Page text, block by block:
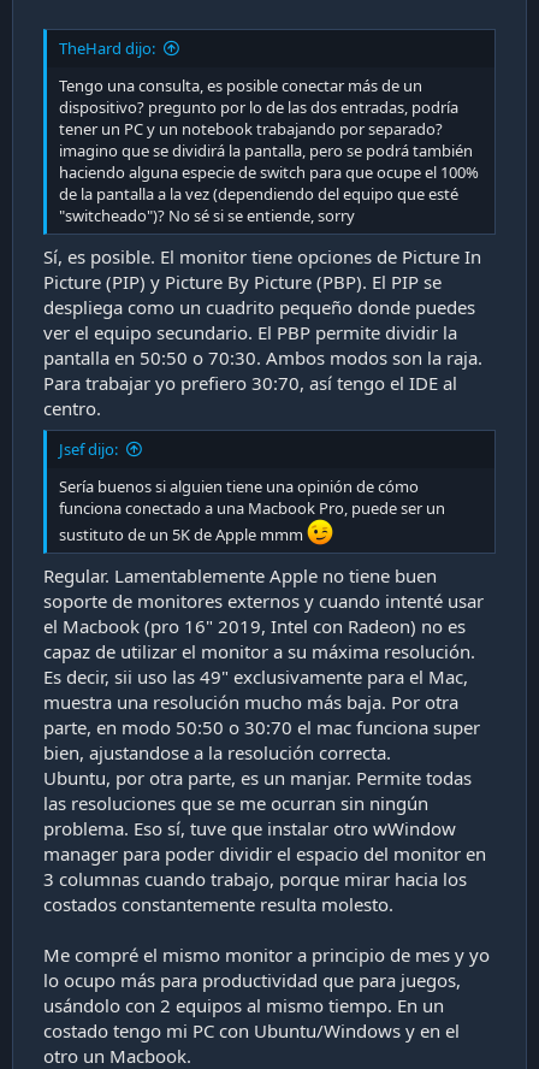
TheHard dijo:
Tengo una consulta, es posible conectar más de un
dispositivo? pregunto por lo de las dos entradas, podría
tener un PC y un notebook trabajando por separado?
imagino que se dividirá la pantalla, pero se podrá también
haciendo alguna especie de switch para que ocupe el 100%
de la pantalla a la vez (dependiendo del equipo que esté
"switcheado")? No sé si se entiende, sorry
Sí, es posible. El monitor tiene opciones de Picture In
Picture (PIP) y Picture By Picture (PBP). El PIP se
despliega como un cuadrito pequeño donde puedes
ver el equipo secundario. El PBP permite dividir la
pantalla en 50:50 o 70:30. Ambos modos son la raja.
Para trabajar yo prefiero 30:70, así tengo el IDE al
centro.
Jsef dijo:
Sería buenos si alguien tiene una opinión de cómo
funciona conectado a una Macbook Pro, puede ser un
sustituto de un 5K de Apple mmm
Regular. Lamentablemente Apple no tiene buen
soporte de monitores externos y cuando intenté usar
el Macbook (pro 16" 2019, Intel con Radeon) no es
capaz de utilizar el monitor a su máxima resolución.
Es decir, sii uso las 49" exclusivamente para el Mac,
muestra una resolución mucho más baja. Por otra
parte, en modo 50:50 o 30:70 el mac funciona super
bien, ajustandose a la resolución correcta.
Ubuntu, por otra parte, es un manjar. Permite todas
las resoluciones que se me ocurran sin ningún
problema. Eso sí, tuve que instalar otro wWindow
manager para poder dividir el espacio del monitor en
3 columnas cuando trabajo, porque mirar hacia los
costados constantemente resulta molesto.
Me compré el mismo monitor a principio de mes y yo
lo ocupo más para productividad que para juegos,
usándolo con 2 equipos al mismo tiempo. En un
costado tengo mi PC con Ubuntu/Windows y en el
otro un Macbook.